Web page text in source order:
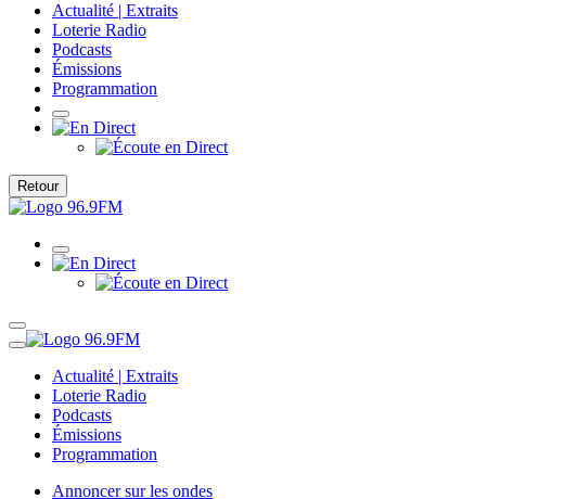
Actualité | Extraits
Loterie Radio
Podcasts
Émissions
Programmation
Retour
Actualité | Extraits
Loterie Radio
Podcasts
Émissions
Programmation
Annoncer sur les ondes